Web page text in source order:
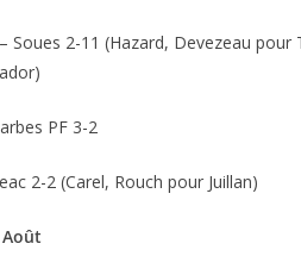
Soues 2-11 (Hazard, Devezeau
PF 3-2
2-2 (Carel, Rouch pour Juillan)